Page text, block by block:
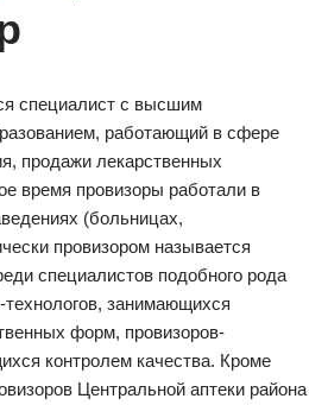
специалист с высшим
работающий в сфере
продажи лекарственных
время провизоры работали в
(больницах,
провизором называется
специалистов подобного рода
технологов, занимающихся
форм, провизоров-
контролем качества. Кроме
Центральной аптеки района